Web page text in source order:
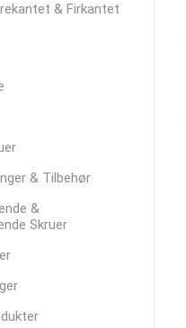
& Firkantet
& Tilbehør
&
Skruer